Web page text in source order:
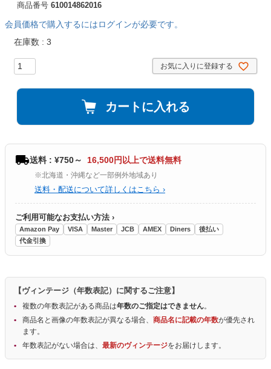
商品番号 610014862016
会員価格で購入するにはログインが必要です。
在庫数
3
お気に入りに登録する
カートに入れる
送料 : ¥750～ 16,500円以上で送料無料
※北海道・沖縄など一部例外地域あり
送料・配送について詳しくはこちら ›
ご利用可能なお支払い方法 ›
Amazon Pay VISA Master JCB AMEX Diners
後払い
代金引換
【ヴィンテージ（年数表記）に関するご注意】
複数の年数表記がある商品は年数のご指定はできません。
商品名と画像の年数表記が異なる場合、 商品名に記載の年数が優先され
ます。
年数表記がない場合は、 最新のヴィンテージをお届けします。